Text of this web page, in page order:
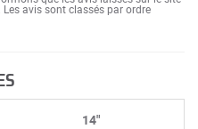
. Les avis sont classés par ordre
14"